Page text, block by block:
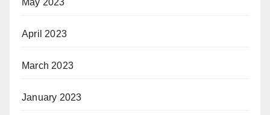
May 2023
April 2023
March 2023
January 2023